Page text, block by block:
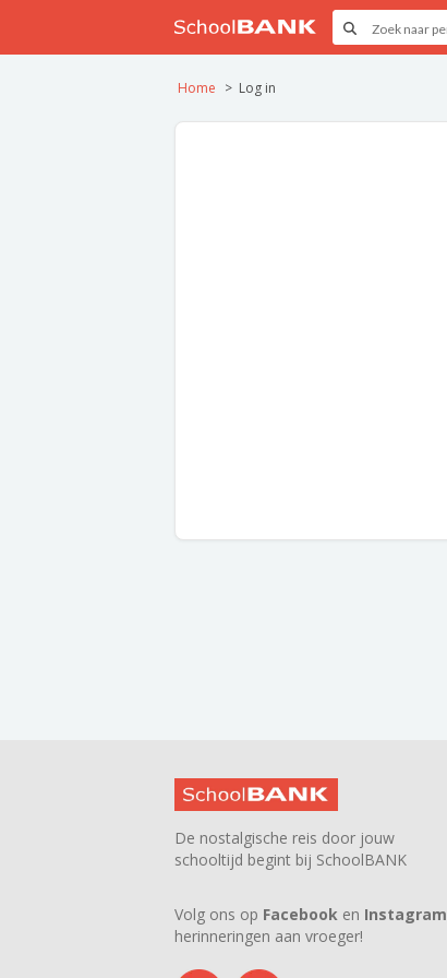
Home Log in
De nostalgische reis door jouw
schooltijd begint bij SchoolBANK
Volg ons op Facebook en Instagram
herinneringen aan vroeger!